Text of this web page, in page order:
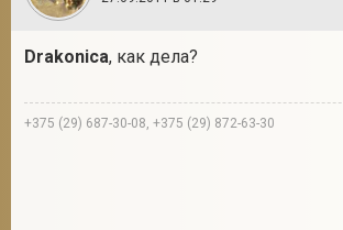
Drakonica, как дела?
+375 (29) 687-30-08, +375 (29) 872-63-30